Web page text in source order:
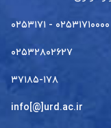
۰۲۵۳۱۷۱۰۰۰۰ - ۰۲۵۳۱۷۱
۰۲۵۳۲۸۰۲۶۲۷
۳۷۱۸۵-۱۷۸
info[@]urd.ac.ir